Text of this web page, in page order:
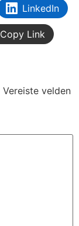
LinkedIn
Copy Link
Vereiste velden